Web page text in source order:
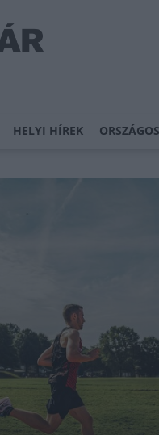
HELYI HÍREK